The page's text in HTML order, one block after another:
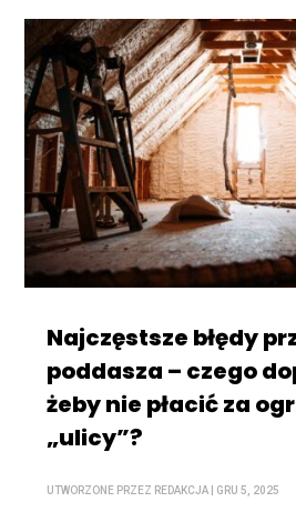
Najczęstsze błędy
poddasza – czego
żeby nie płacić za
„ulicy”?
UTWORZONE PRZEZ REDAKCJA GRU 5, 2025